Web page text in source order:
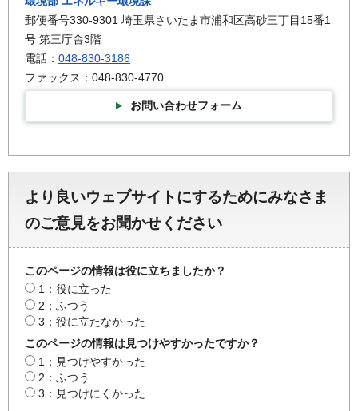
郵便番号330-9301 埼玉県さいたま市浦和区高砂三丁目15番1
号 第三庁舎3階
電話： 048-830-3186
ファックス：048-830-4770
お問い合わせフォーム
より良いウェブサイトにするためにみなさま
のご意見をお聞かせください
このページの情報は役に立ちましたか？
1：役に立った
2：ふつう
3：役に立たなかった
このページの情報は見つけやすかったですか？
1：見つけやすかった
2：ふつう
3：見つけにくかった